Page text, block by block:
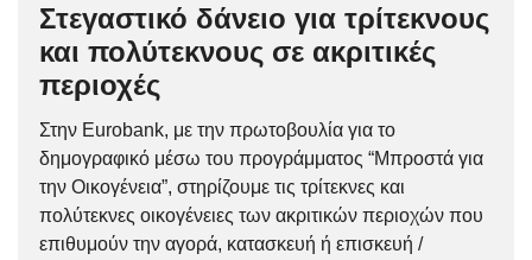
Στεγαστικό δάνειο για τρίτεκνους
και πολύτεκνους σε ακριτικές
περιοχές
Στην Eurobank, με την πρωτοβουλία για το
δημογραφικό μέσω του προγράμματος “Μπροστά για
την Οικογένεια”, στηρίζουμε τις τρίτεκνες και
πολύτεκνες οικογένειες των ακριτικών περιοχών που
επιθυμούν την αγορά, κατασκευή ή επισκευή /